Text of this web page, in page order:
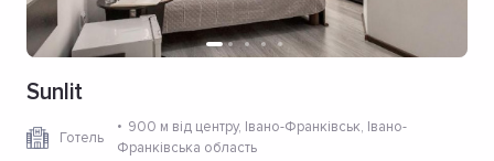
Sunlit
Готель
900 м від центру, Івано-Франківськ, Івано-
Франківська область